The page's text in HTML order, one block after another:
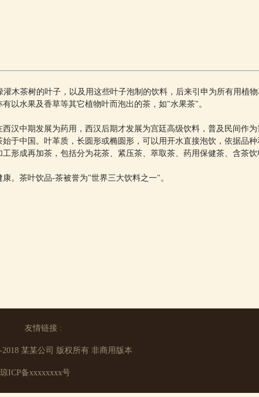
木茶树的叶子，以及用这些叶子泡制的饮料，后来引申为所有用植
以水果及香草等其它植物叶而泡出的茶，如"水果茶"。
汉中期发展为药用，西汉后期才发展为宫廷高级饮料，普及民间作为
于中国。叶革质，长圆形或椭圆形，可以用开水直接泡饮，依据品
形成再加茶，包括分为花茶、紧压茶、萃取茶、药用保健茶、含茶饮
。茶叶饮品-茶被誉为"世界三大饮料之一"。
友情链接 :
某某公司 版权所有 非商用版本
琼ICP备xxxxxxxx号